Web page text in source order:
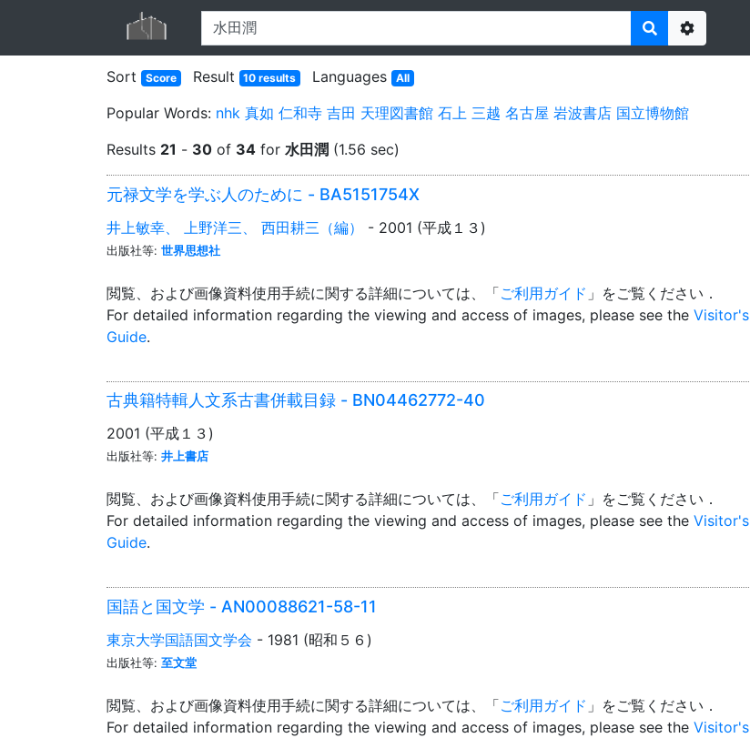
Options
Sort Score Result 10 results Languages All
Popular Words: nhk 真如 仁和寺 吉田 天理図書館 石上 三越 名古屋 岩波書店 国立博物館
Results 21 - 30 of 34 for 水田潤 (1.56 sec)
元禄文学を学ぶ人のために - BA5151754X
井上敏幸、 上野洋三、 西田耕三（編） - 2001 (平成１３)
出版社等: 世界思想社
閲覧、および画像資料使用手続に関する詳細については、「ご利用ガイド 」をご覧ください．
For detailed information regarding the viewing and access of images, please see the Visitor's
Guide.
古典籍特輯人文系古書併載目録 - BN04462772-40
2001 (平成１３)
出版社等: 井上書店
閲覧、および画像資料使用手続に関する詳細については、「ご利用ガイド 」をご覧ください．
For detailed information regarding the viewing and access of images, please see the Visitor's
Guide.
国語と国文学 - AN00088621-58-11
東京大学国語国文学会 - 1981 (昭和５６)
出版社等: 至文堂
閲覧、および画像資料使用手続に関する詳細については、「ご利用ガイド 」をご覧ください．
For detailed information regarding the viewing and access of images, please see the Visitor's